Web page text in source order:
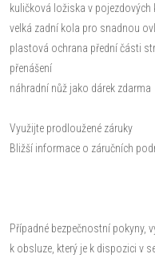
kuličková ložiska v
velká zadní kola pro snadnou
plastová ochrana přední části
přenášení
náhradní nůž jako dárek zdarma
Využijte prodloužené záruky
Bližší informace o záručních
Případné bezpečnostní pokyny,
k obsluze, který je k dispozici v